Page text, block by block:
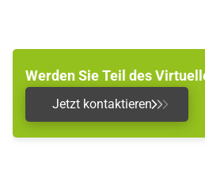
Werden Sie Teil des
Jetzt kontaktieren